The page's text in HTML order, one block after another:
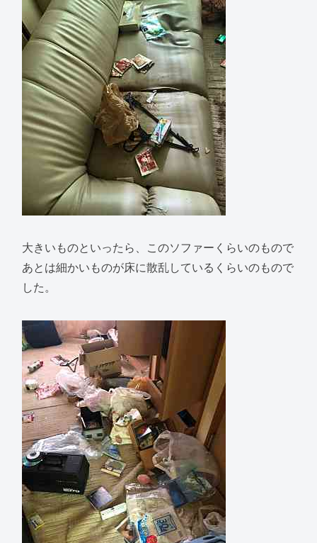
大きいものといったら、このソファーくらいのもので
あとは細かいものが床に散乱しているくらいのもので
した。